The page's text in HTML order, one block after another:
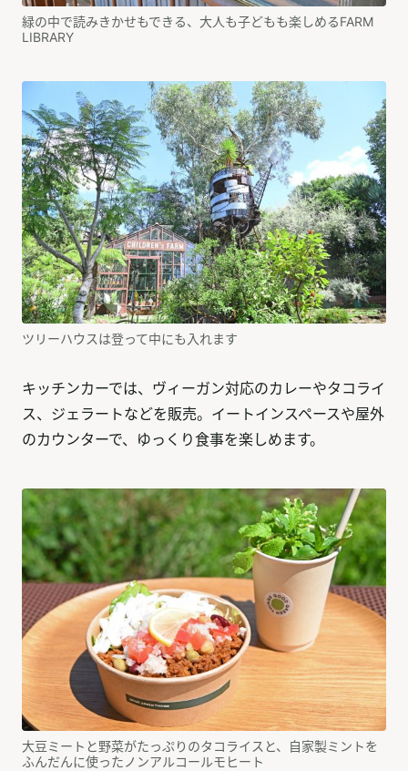
緑の中で読みきかせもできる、大人も子どもも楽しめるFARM
LIBRARY
ツリーハウスは登って中にも入れます
キッチンカーでは、ヴィーガン対応のカレーやタコライ
ス、ジェラートなどを販売。イートインスペースや屋外
のカウンターで、ゆっくり食事を楽しめます。
大豆ミートと野菜がたっぷりのタコライスと、自家製ミントを
ふんだんに使ったノンアルコールモヒート